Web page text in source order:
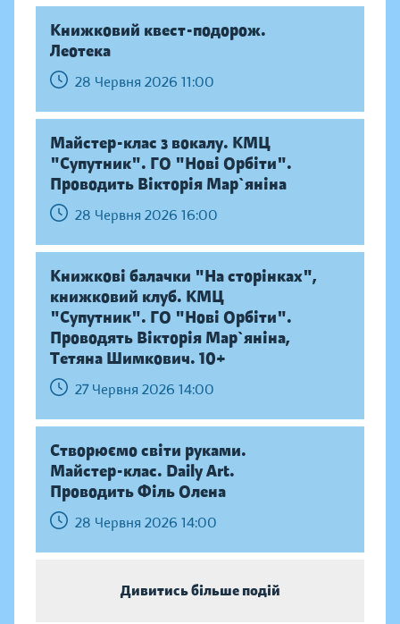
Книжковий квест-подорож.
Леотека
28 Червня 2026 11:00
Майстер-клас з вокалу. КМЦ
"Супутник". ГО "Нові Орбіти".
Проводить Вікторія Мар`яніна
28 Червня 2026 16:00
Книжкові балачки "На сторінках",
книжковий клуб. КМЦ
"Супутник". ГО "Нові Орбіти".
Проводять Вікторія Мар`яніна,
Тетяна Шимкович. 10+
27 Червня 2026 14:00
Створюємо світи руками.
Майстер-клас. Daily Аrt.
Проводить Філь Олена
28 Червня 2026 14:00
Дивитись більше подій